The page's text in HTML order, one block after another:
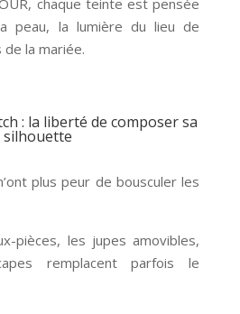
peau, la lumière du lieu de
de la mariée.
: la liberté de composer sa
silhouette
plus peur de bousculer les
pièces, les jupes amovibles,
remplacent parfois le